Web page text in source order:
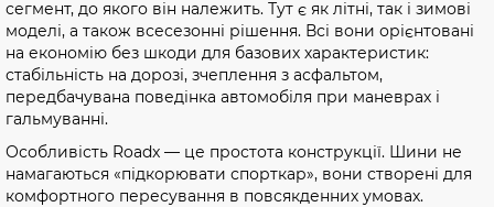
сегмент, до якого він належить. Тут є як літні, так і зимові
моделі, а також всесезонні рішення. Всі вони орієнтовані
на економію без шкоди для базових характеристик:
стабільність на дорозі, зчеплення з асфальтом,
передбачувана поведінка автомобіля при маневрах і
гальмуванні.
Особливість Roadx — це простота конструкції. Шини не
намагаються «підкорювати спорткар», вони створені для
комфортного пересування в повсякденних умовах.